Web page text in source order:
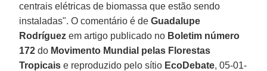
centrais elétricas de biomassa que estão sendo
instaladas". O comentário é deGuadalupe
Rodríguez em artigo publicado no Boletim número
172 do Movimento Mundial pelas Florestas
Tropicais e reproduzido pelo sítio EcoDebate, 05-01-